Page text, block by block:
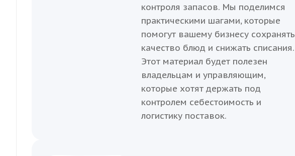
контроля запасов. Мы поделимся
практическими шагами, которые
помогут вашему бизнесу сохранять
качество блюд и снижать списания.
Этот материал будет полезен
владельцам и управляющим,
которые хотят держать под
контролем себестоимость и
логистику поставок.